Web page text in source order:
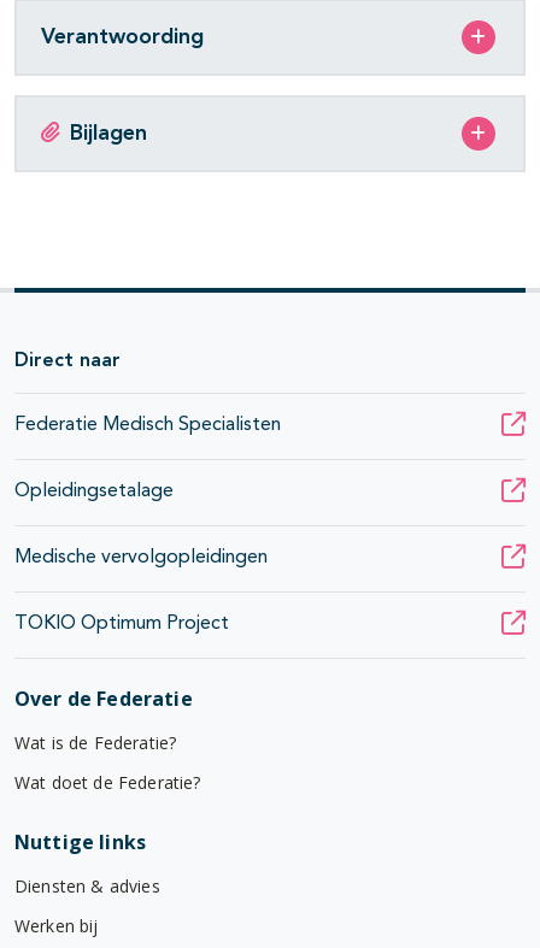
Verantwoording
Bijlagen
Direct naar
Federatie Medisch Specialisten
Opleidingsetalage
Medische vervolgopleidingen
TOKIO Optimum Project
Over de Federatie
Wat is de Federatie?
Wat doet de Federatie?
Nuttige links
Diensten & advies
Werken bij